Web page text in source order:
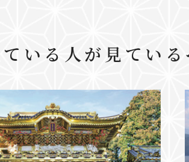
いる人が見てい